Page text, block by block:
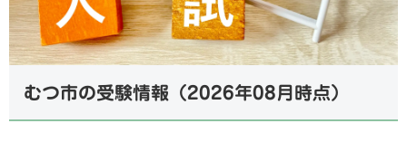
むつ市の受験情報（2026年08月時点）